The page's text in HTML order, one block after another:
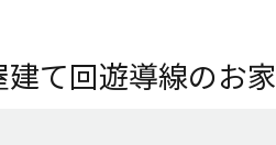
て回遊導線のお家